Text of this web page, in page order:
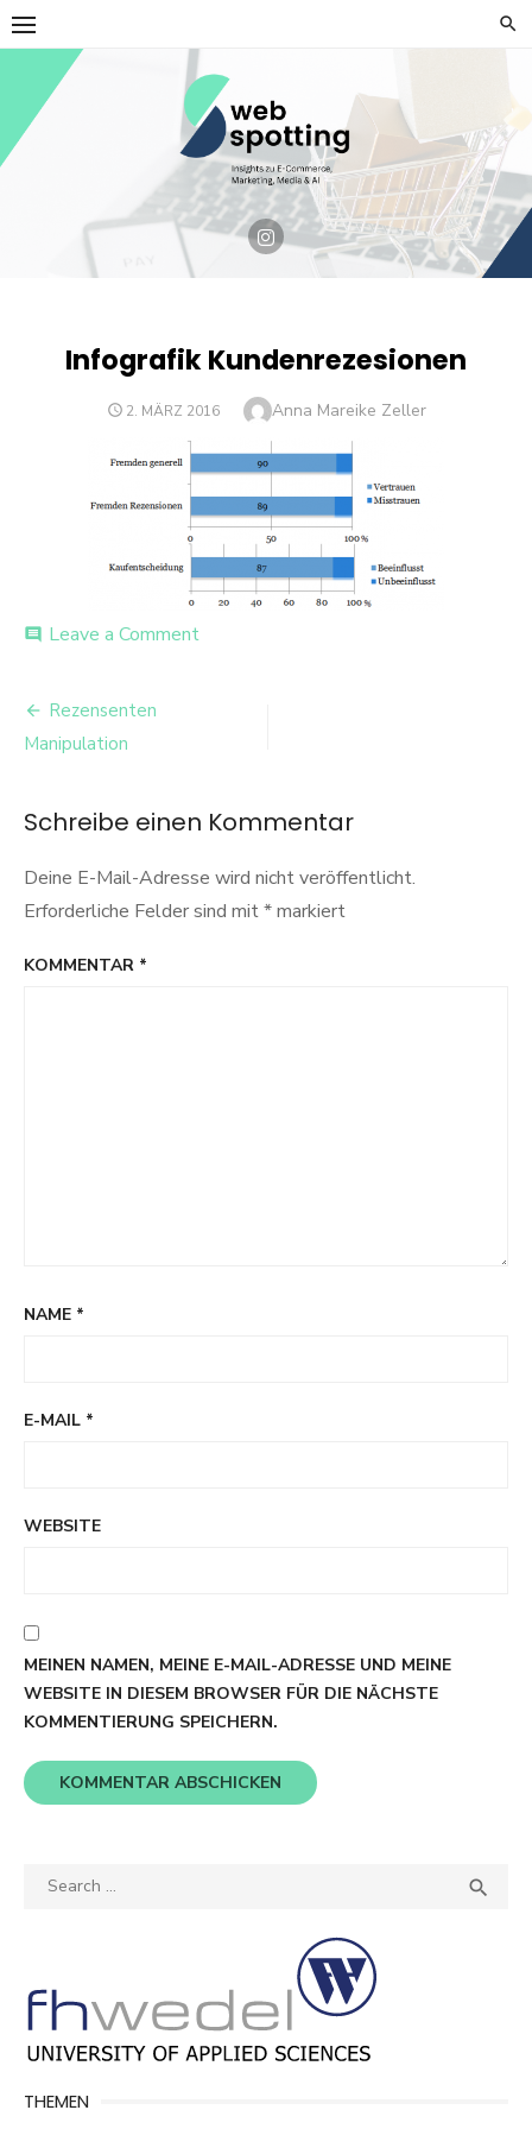
Skip
to
content
Infografik Kundenrezesionen
POSTED
2. MÄRZ 2016 Author
Anna Mareike Zeller
comment Leave a Commenton
Beitrags-
Navigation
Rezensenten
Manipulation
Schreibe einen Kommentar
Deine E-Mail-Adresse wird nicht veröffentlicht.
Erforderliche Felder sind mit*markiert
KOMMENTAR *
NAME *
E-MAIL *
WEBSITE
MEINEN NAMEN, MEINE E-MAIL-ADRESSE UND MEINE
WEBSITE IN DIESEM BROWSER FÜR DIE NÄCHSTE
KOMMENTIERUNG SPEICHERN.
Search

THEMEN